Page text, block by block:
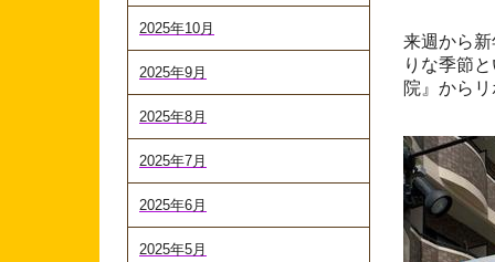
2025年10月
2025年9月
2025年8月
2025年7月
2025年6月
2025年5月
来週から
りな季節
院』から